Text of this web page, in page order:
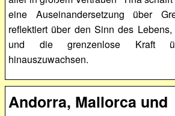
eine Auseinandersetzung über
reflektiert über den Sinn des
und die grenzenlose Kraft
hinauszuwachsen.
Andorra, Mallorca und